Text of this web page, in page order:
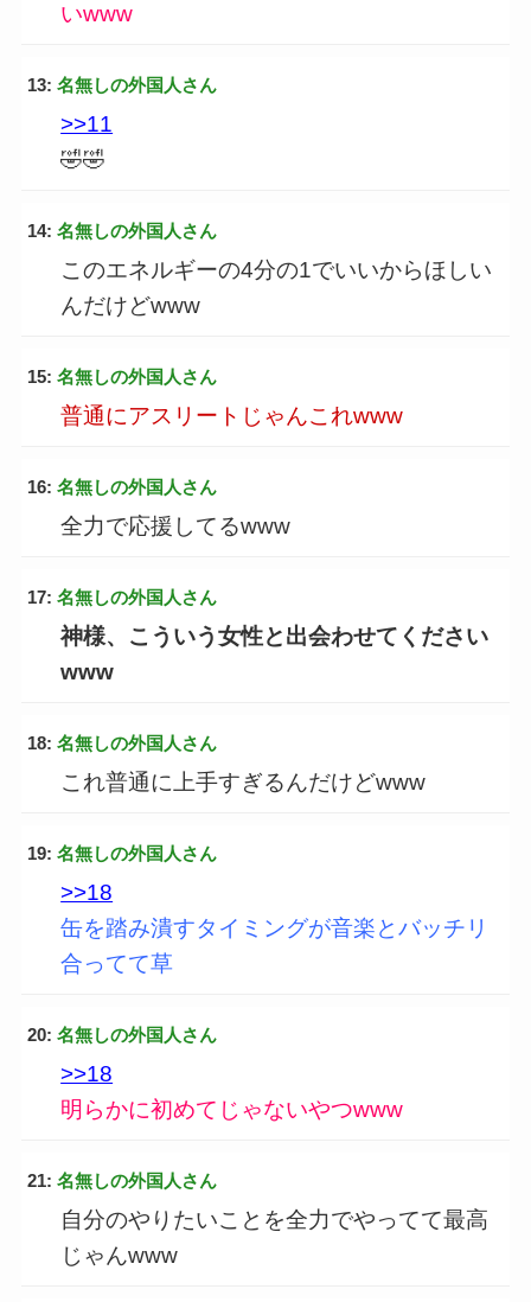
いwww
13: 名無しの外国人さん
>>11
🤣🤣
14: 名無しの外国人さん
このエネルギーの4分の1でいいからほしい
んだけどwww
15: 名無しの外国人さん
普通にアスリートじゃんこれwww
16: 名無しの外国人さん
全力で応援してるwww
17: 名無しの外国人さん
神様、こういう女性と出会わせてください
www
18: 名無しの外国人さん
これ普通に上手すぎるんだけどwww
19: 名無しの外国人さん
>>18
缶を踏み潰すタイミングが音楽とバッチリ
合ってて草
20: 名無しの外国人さん
>>18
明らかに初めてじゃないやつwww
21: 名無しの外国人さん
自分のやりたいことを全力でやってて最高
じゃんwww